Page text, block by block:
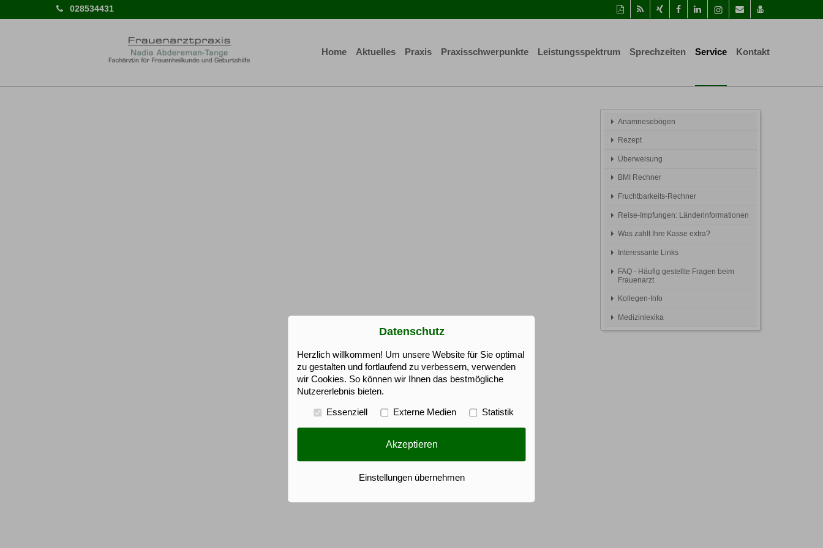
028534431
Diese
Seite
drucken
RSS-
Feed
Auf
Xing
Auf
Facebook
Auf
LinkedIn
Instagram-
Seite
Per
Mail
vCard
speichern
Home Aktuelles Praxis Praxisschwerpunkte Leistungsspektrum Sprechzeiten Service Kontakt
Anamnesebögen
Rezept
Überweisung
BMI Rechner
Fruchtbarkeits-Rechner
Reise-Impfungen: Länderinformationen
Was zahlt Ihre Kasse extra?
Interessante Links
FAQ - Häufig gestellte Fragen beim
Frauenarzt
Kollegen-Info
Medizinlexika
Datenschutz
Herzlich willkommen! Um unsere Website für Sie optimal
zu gestalten und fortlaufend zu verbessern, verwenden
wir Cookies. So können wir Ihnen das bestmögliche
Nutzererlebnis bieten.
Essenziell Externe Medien Statistik
Akzeptieren
Einstellungen übernehmen